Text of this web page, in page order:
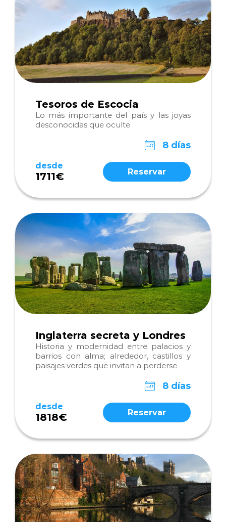
Tesoros de Escocia
Lo más importante del país y las joyas
desconocidas que oculte
8 días
desde
1711€ Reservar
Inglaterra secreta y Londres
Historia y modernidad entre palacios y
barrios con alma; alrededor, castillos y
paisajes verdes que invitan a perderse
8 días
desde
1818€ Reservar